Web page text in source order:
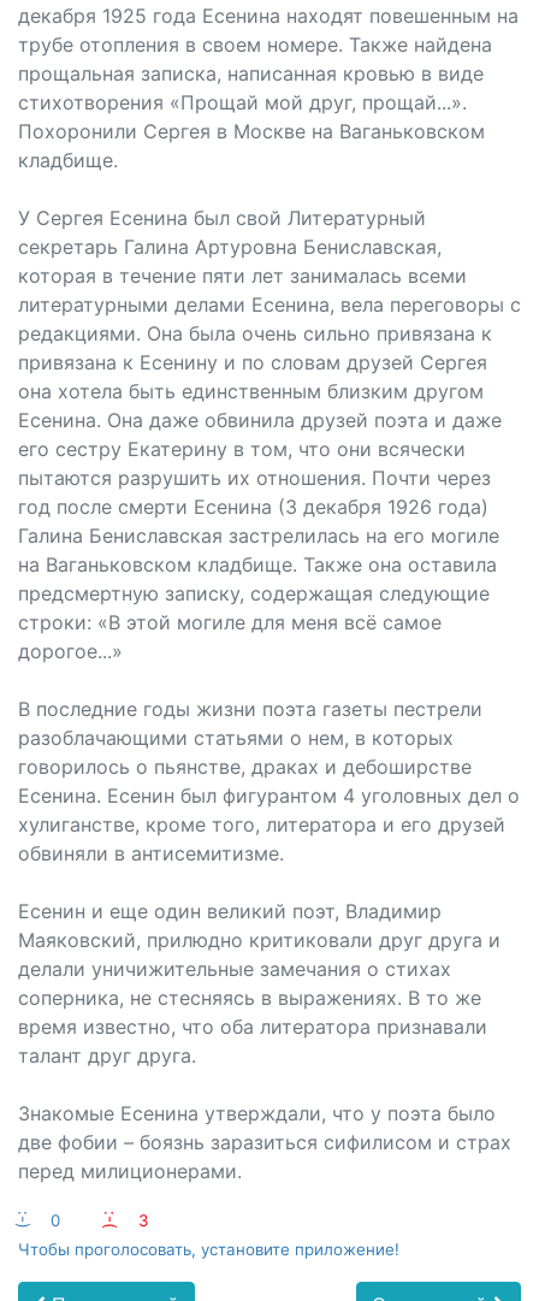
декабря 1925 года Есенина находят повешенным на
трубе отопления в своем номере. Также найдена
прощальная записка, написанная кровью в виде
стихотворения «Прощай мой друг, прощай...».
Похоронили Сергея в Москве на Ваганьковском
кладбище.
У Сергея Есенина был свой Литературный
секретарь Галина Артуровна Бениславская,
которая в течение пяти лет занималась всеми
литературными делами Есенина, вела переговоры с
редакциями. Она была очень сильно привязана к
привязана к Есенину и по словам друзей Сергея
она хотела быть единственным близким другом
Есенина. Она даже обвинила друзей поэта и даже
его сестру Екатерину в том, что они всячески
пытаются разрушить их отношения. Почти через
год после смерти Есенина (3 декабря 1926 года)
Галина Бениславская застрелилась на его могиле
на Ваганьковском кладбище. Также она оставила
предсмертную записку, содержащая следующие
строки: «В этой могиле для меня всё самое
дорогое...»
В последние годы жизни поэта газеты пестрели
разоблачающими статьями о нем, в которых
говорилось о пьянстве, драках и дебоширстве
Есенина. Есенин был фигурантом 4 уголовных дел о
хулиганстве, кроме того, литератора и его друзей
обвиняли в антисемитизме.
Есенин и еще один великий поэт, Владимир
Маяковский, прилюдно критиковали друг друга и
делали уничижительные замечания о стихах
соперника, не стесняясь в выражениях. В то же
время известно, что оба литератора признавали
талант друг друга.
Знакомые Есенина утверждали, что у поэта было
две фобии – боязнь заразиться сифилисом и страх
перед милиционерами.
:-) 0 :-(
3
Чтобы проголосовать, установите приложение!